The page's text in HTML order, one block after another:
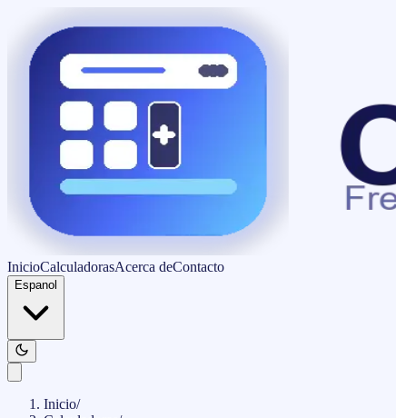
InicioCalculadorasAcerca deContacto
Espanol
Inicio/